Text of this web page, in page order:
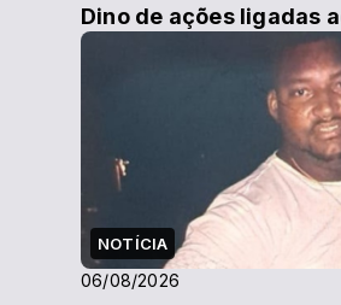
Dino de ações ligadas
NOTÍCIA
06/08/2026